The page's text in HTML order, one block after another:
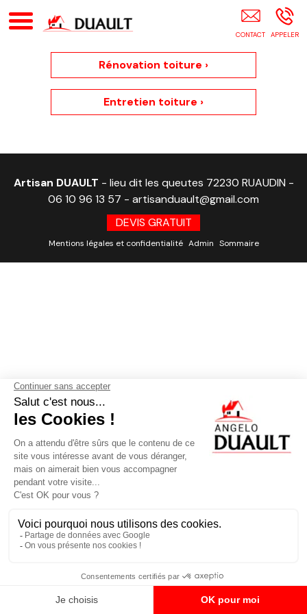
Rénovation toiture ›
Entretien toiture ›
Artisan DUAULT - lieu dit les queutes 72230 RUAUDIN -
06 10 96 13 57 - artisanduault@gmail.com
DEVIS GRATUIT
Mentions légales et confidentialité Admin Sommaire